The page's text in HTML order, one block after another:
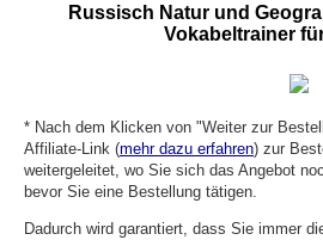
Russisch Natur und
Vokabeltrainer
* Nach dem Klicken von "Weiter zur
Affiliate-Link (mehr dazu erfahren) zur
weitergeleitet, wo Sie sich das Angebot
bevor Sie eine Bestellung tätigen.
Dadurch wird garantiert, dass Sie immer